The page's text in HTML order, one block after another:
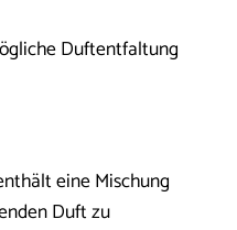
Duftentfaltung
eine Mischung
Duft zu